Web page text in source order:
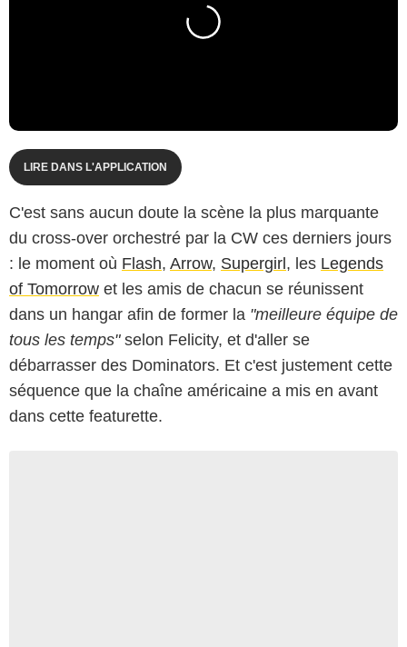
LIRE DANS L'APPLICATION
C'est sans aucun doute la scène la plus marquante
du cross-over orchestré par la CW ces derniers jours
: le moment où Flash, Arrow, Supergirl, les Legends
of Tomorrow et les amis de chacun se réunissent
dans un hangar afin de former la "meilleure équipe de
tous les temps"selon Felicity, et d'aller se
débarrasser des Dominators. Et c'est justement cette
séquence que la chaîne américaine a mis en avant
dans cette featurette.